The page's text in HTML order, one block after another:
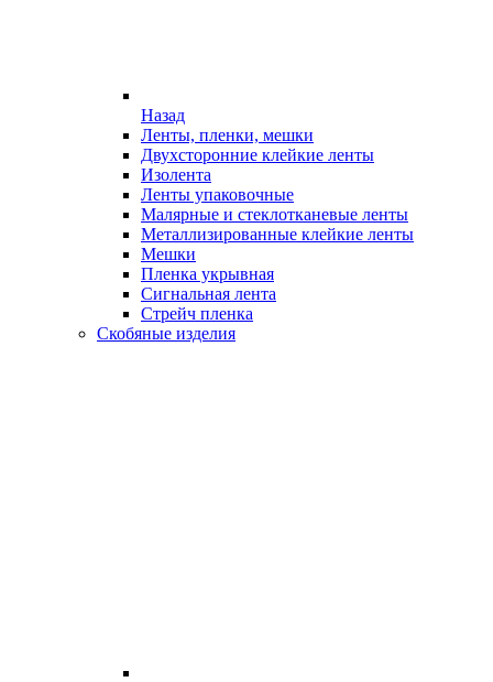
Назад
Ленты, пленки, мешки
Двухсторонние клейкие ленты
Изолента
Ленты упаковочные
Малярные и стеклотканевые ленты
Металлизированные клейкие ленты
Мешки
Пленка укрывная
Сигнальная лента
Стрейч пленка
Скобяные изделия